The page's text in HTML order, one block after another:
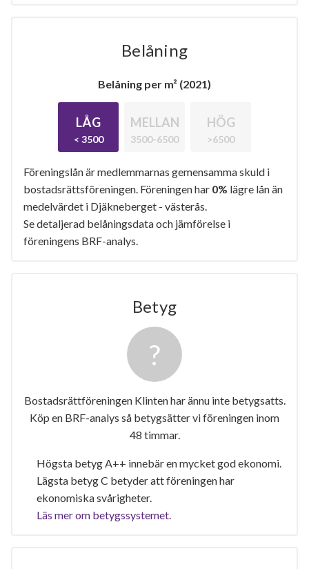
Belåning
Belåning per m² (2021)
LÅG
< 3500
MELLAN
3500-6500
HÖG
>6500
Föreningslån är medlemmarnas gemensamma skuld i
bostadsrättsföreningen. Föreningen har 0% lägre lån än
medelvärdet i Djäkneberget - västerås.
Se detaljerad belåningsdata och jämförelse i
föreningens BRF-analys.
Betyg
Bostadsrättföreningen Klinten har ännu inte betygsatts.
Köp en BRF-analys så betygsätter vi föreningen inom
48 timmar.
Högsta betyg A++ innebär en mycket god ekonomi.
Lägsta betyg C betyder att föreningen har
ekonomiska svårigheter.
Läs mer om betygssystemet.